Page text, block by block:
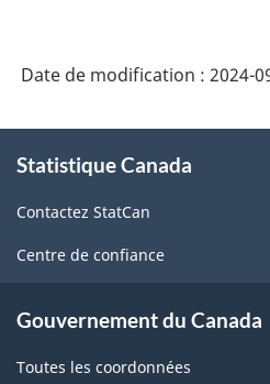
Date de modification : 2024-
propos
ce
site
Statistique Canada
Contactez StatCan
Centre de confiance
Gouvernement du Canada
Toutes les coordonnées